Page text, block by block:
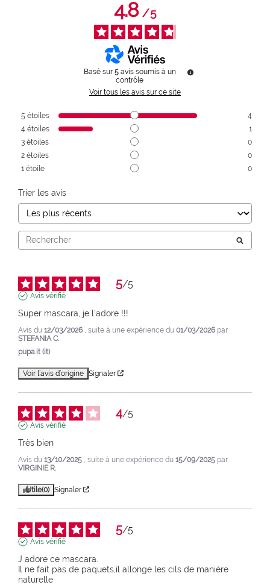
4.8/5
Basé sur 5 avis soumis à un
contrôle
Voir tous les avis sur ce site
5 étoiles
4
4 étoiles
1
3 étoiles
0
2 étoiles
0
1 étoile 0
Trier les avis
5/5
Avis vérifié
Super mascara, je l'adore !!!
Avis du 12/03/2026 , suite à une expérience du 01/03/2026 par
STEFANIA C.
pupa.it (it)
Voir l’avis d’origine Signaler
4/5
Avis vérifié
Très bien
Avis du 13/10/2025 , suite à une expérience du 15/09/2025 par
VIRGINIE R.
Utile(0) Signaler
5/5
Avis vérifié
J adore ce mascara.
Il ne fait pas de paquets,il allonge les cils de manière
naturelle